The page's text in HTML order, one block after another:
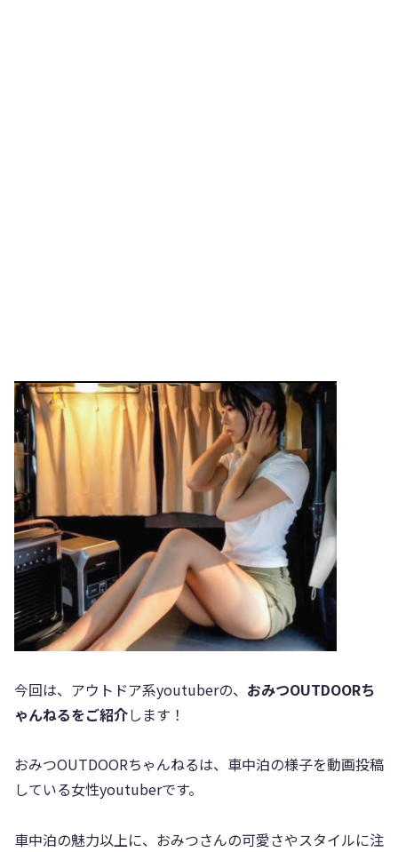
今回は、アウトドア系youtuberの、 おみつOUTDOORち
ゃんねるをご紹介します！
おみつOUTDOORちゃんねるは、車中泊の様子を動画投稿
している女性youtuberです。
車中泊の魅力以上に、おみつさんの可愛さやスタイルに注